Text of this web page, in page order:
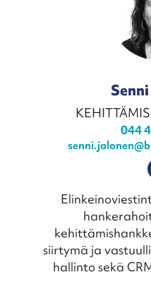
044
siirtymä ja
hallinto sekä